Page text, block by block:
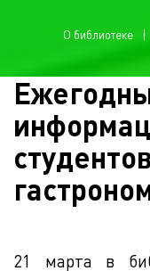
О библиотеке
21 марта в